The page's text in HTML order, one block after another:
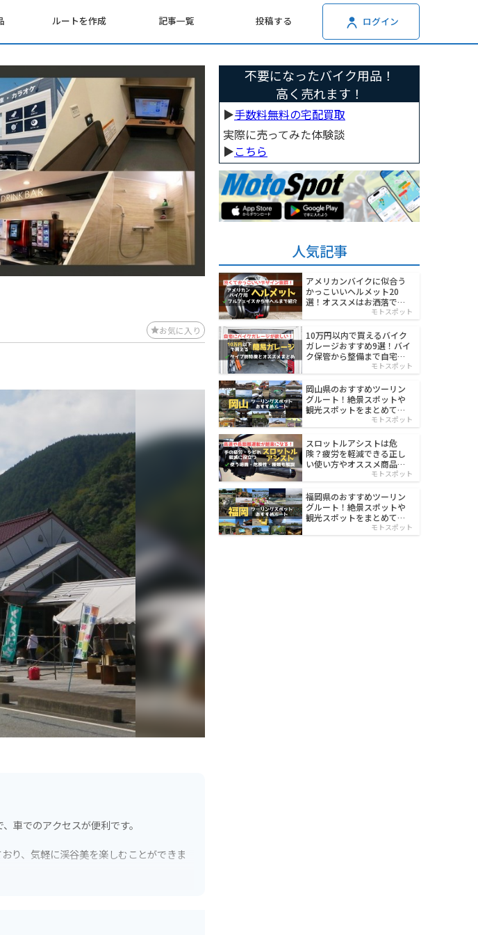
ルートを作成 記事一覧 投稿する ログイン
お気に入り
車でのアクセスが便利です。
り、気軽に渓谷美を楽しむことができま
不要になったバイク用品！
高く売れます！
▶︎手数料無料の宅配買取
実際に売ってみた体験談
▶︎こちら
人気記事
アメリカンバイクに似合う
かっこいいヘルメット20
選！オススメはお洒落でワ
モトスポット
10万円以内で買えるバイク
ガレージおすすめ9選！バイ
ク保管から整備まで自宅で
モトスポット
岡山県のおすすめツーリン
グルート！絶景スポットや
観光スポットをまとめて紹
モトスポット
スロットルアシストは危
険？疲労を軽減できる正し
い使い方やオススメ商品を
モトスポット
福岡県のおすすめツーリン
グルート！絶景スポットや
観光スポットをまとめて紹
モトスポット